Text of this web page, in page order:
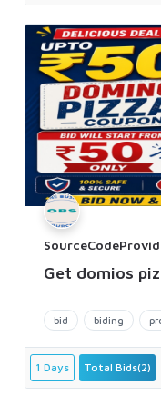
bid biding
Get domios
1 Days Total Bids(2)